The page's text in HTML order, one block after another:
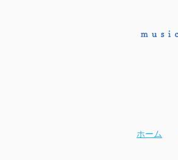
ホーム